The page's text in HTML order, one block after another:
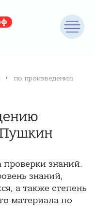
по произведению
проверки знаний.
знаний,
а также степень
материала по